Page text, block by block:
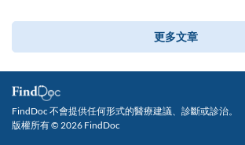
更多文章
FindDoc 不會提供任何形式的醫療建議、診斷或診治。
版權所有 © 2026 FindDoc